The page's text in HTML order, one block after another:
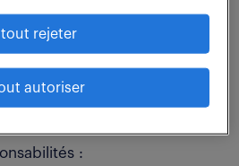
digitale.
à taille humaine, vous
des outils et à
:
tout rejeter
autoriser